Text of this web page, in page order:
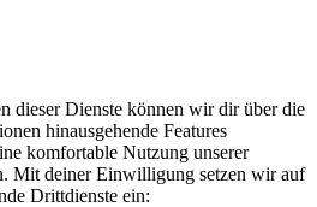
dieser Dienste können wir dir über die
hinausgehende Features
komfortable Nutzung unserer
Mit deiner Einwilligung setzen wir auf
Drittdienste ein: